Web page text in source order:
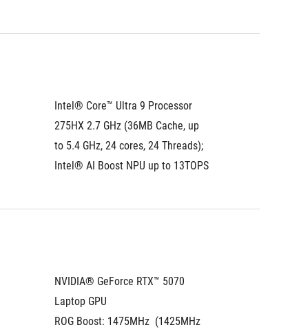
Intel® Core™ Ultra 9 Processor
275HX 2.7 GHz (36MB Cache, up
to 5.4 GHz, 24 cores, 24 Threads);
Intel® AI Boost NPU up to 13TOPS
NVIDIA® GeForce RTX™ 5070
Laptop GPU
ROG Boost: 1475MHz  (1425MHz